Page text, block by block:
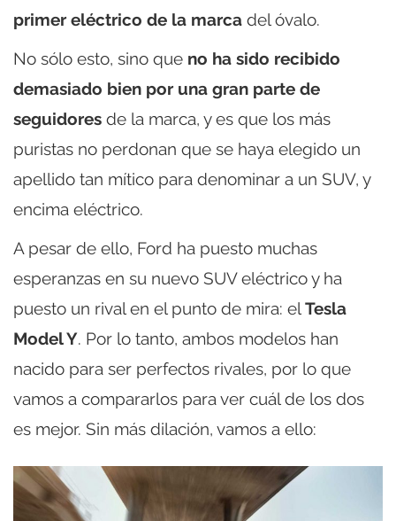
primer eléctrico de la marca del óvalo.
No sólo esto, sino que no ha sido recibido
demasiado bien por una gran parte de
seguidores de la marca, y es que los más
puristas no perdonan que se haya elegido un
apellido tan mítico para denominar a un SUV, y
encima eléctrico.
A pesar de ello, Ford ha puesto muchas
esperanzas en su nuevo SUV eléctrico y ha
puesto un rival en el punto de mira: elTesla
Model Y. Por lo tanto, ambos modelos han
nacido para ser perfectos rivales, por lo que
vamos a compararlos para ver cuál de los dos
es mejor. Sin más dilación, vamos a ello: